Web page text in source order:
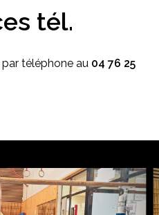
tél.
téléphone au 04 76 25